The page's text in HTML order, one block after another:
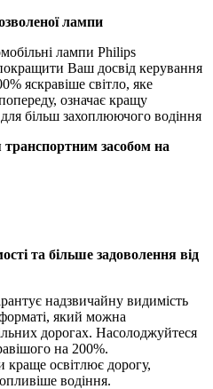
лампи
лампи Philips
Ваш досвід керування
яскравіше світло, яке
означає кращу
більш захоплюючого водіння
засобом на
та більше задоволення від
надзвичайну видимість
який можна
дорогах. Насолоджуйтеся
на 200%.
освітлює дорогу,
водіння.